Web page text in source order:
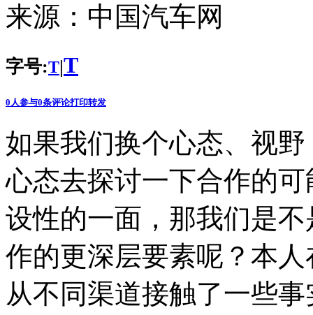
来源： 中国汽车网
字号:T|T
0 人参与0条评论打印转发
如果我们换个心态、视
心态去探讨一下合作的
设性的一面，那我们是
作的更深层要素呢？本
从不同渠道接触了一些